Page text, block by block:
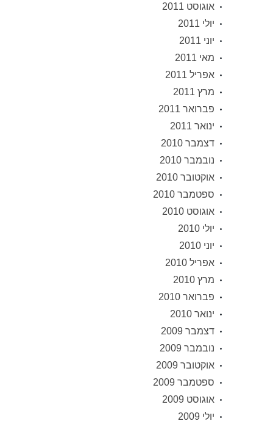
אוגוסט 2011
יולי 2011
יוני 2011
מאי 2011
אפריל 2011
מרץ 2011
פברואר 2011
ינואר 2011
דצמבר 2010
נובמבר 2010
אוקטובר 2010
ספטמבר 2010
אוגוסט 2010
יולי 2010
יוני 2010
אפריל 2010
מרץ 2010
פברואר 2010
ינואר 2010
דצמבר 2009
נובמבר 2009
אוקטובר 2009
ספטמבר 2009
אוגוסט 2009
יולי 2009